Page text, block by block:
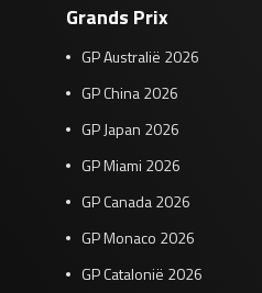
Grands Prix
GP Australië 2026
GP China 2026
GP Japan 2026
GP Miami 2026
GP Canada 2026
GP Monaco 2026
GP Catalonië 2026